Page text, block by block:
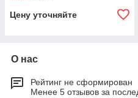
Цену уточняйте
О нас
Рейтинг не сформирован
Менее 5 отзывов за